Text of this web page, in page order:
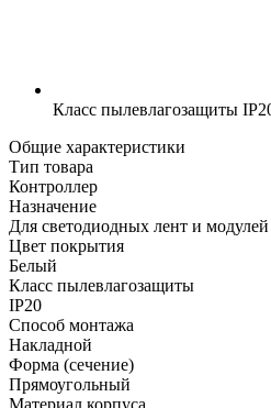
Класс пылевлагозащиты
Общие характеристики
Тип товара
Контроллер
Назначение
Для светодиодных лент и
Цвет покрытия
Белый
Класс пылевлагозащиты
IP20
Способ монтажа
Накладной
Форма (сечение)
Прямоугольный
Материал корпуса